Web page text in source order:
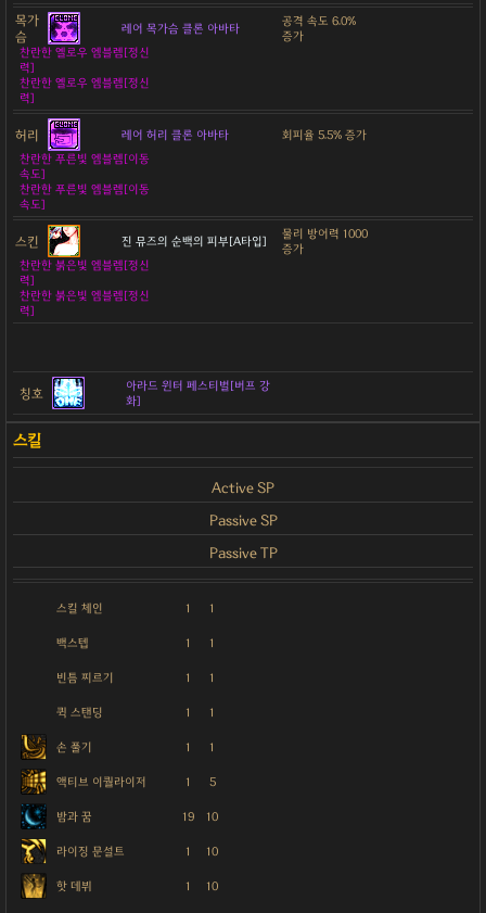
목가
슴
레어 목가슴 클론 아바타
공격 속도 6.0%
증가
찬란한 옐로우 엠블렘[정신
력]
찬란한 옐로우 엠블렘[정신
력]
허리 레어 허리 클론 아바타
회피율 5.5% 증가
찬란한 푸른빛 엠블렘[이동
속도]
찬란한 푸른빛 엠블렘[이동
속도]
스킨 진 뮤즈의 순백의 피부[A타입]
물리 방어력 1000
증가
찬란한 붉은빛 엠블렘[정신
력]
찬란한 붉은빛 엠블렘[정신
력]
칭호
아라드 윈터 페스티벌[버프 강
화]
Active SP
Passive SP
Passive TP
스킬 체인 1 1
백스텝 1 1
빈틈 찌르기 1 1
퀵 스탠딩 1 1
손 풀기 1 1
액티브 이퀄라이저 1 5
밤과 꿈 19 10
라이징 문설트 1 10
핫 데뷔 1 10